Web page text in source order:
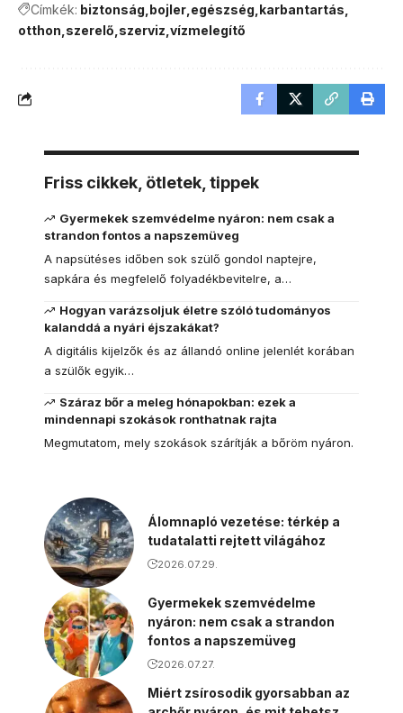
Címkék: biztonság bojler egészség karbantartás
otthon szerelő szerviz vízmelegítő
Friss cikkek, ötletek, tippek
Gyermekek szemvédelme nyáron: nem csak a
strandon fontos a napszemüveg
A napsütéses időben sok szülő gondol naptejre,
sapkára és megfelelő folyadékbevitelre, a…
Hogyan varázsoljuk életre szóló tudományos
kalanddá a nyári éjszakákat?
A digitális kijelzők és az állandó online jelenlét korában
a szülők egyik…
Száraz bőr a meleg hónapokban: ezek a
mindennapi szokások ronthatnak rajta
Megmutatom, mely szokások szárítják a bőröm nyáron.
Álomnapló vezetése: térkép a
tudatalatti rejtett világához
2026.07.29.
Gyermekek szemvédelme
nyáron: nem csak a strandon
fontos a napszemüveg
2026.07.27.
Miért zsírosodik gyorsabban az